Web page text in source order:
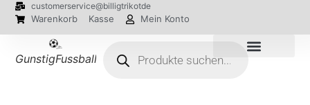
customerservice@billigtrikotde
Warenkorb Kasse Mein Konto
GunstigFussballTrikot